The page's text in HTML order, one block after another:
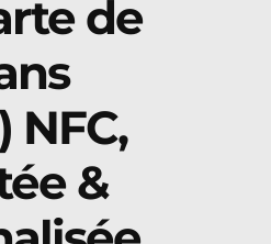
de
NFC,
&